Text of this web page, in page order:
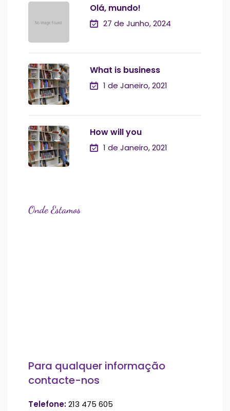
Olá, mundo!
27 de Junho, 2024
What is business
1 de Janeiro, 2021
How will you
1 de Janeiro, 2021
Onde Estamos
Para qualquer informação
contacte-nos
Telefone:213 475 605